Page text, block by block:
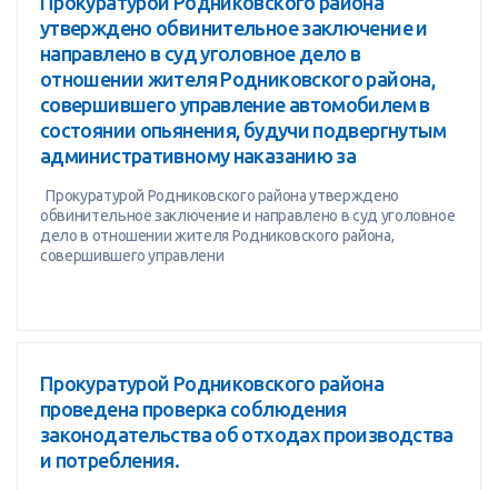
утверждено обвинительное заключение и
направлено в суд уголовное дело в
отношении жителя Родниковского района,
совершившего управление автомобилем в
состоянии опьянения, будучи подвергнутым
административному наказанию за
Прокуратурой Родниковского района утверждено
обвинительное заключение и направлено в суд уголовное
дело в отношении жителя Родниковского района,
совершившего управлени
Прокуратурой Родниковского района
проведена проверка соблюдения
законодательства об отходах производства
и потребления.